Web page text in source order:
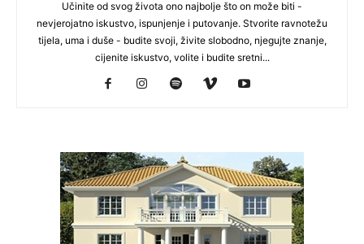
Učinite od svog života ono najbolje što on može biti -
nevjerojatno iskustvo, ispunjenje i putovanje. Stvorite ravnotežu
tijela, uma i duše - budite svoji, živite slobodno, njegujte znanje,
cijenite iskustvo, volite i budite sretni...